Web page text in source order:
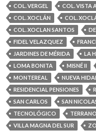
COL. VERGEL
COL. VISTA
COL. XOCLÁN
COL.
COL. XOCLAN SANTOS
FIDEL VELAZQUEZ
JARDINES DE MÉRIDA
LA
LOMA BONITA
MISNÉ II
MONTEREAL
NUEVA
RESIDENCIAL PENSIONES
SAN CARLOS
SAN
TECNOLÓGICO
VILLA MAGNA DEL SUR